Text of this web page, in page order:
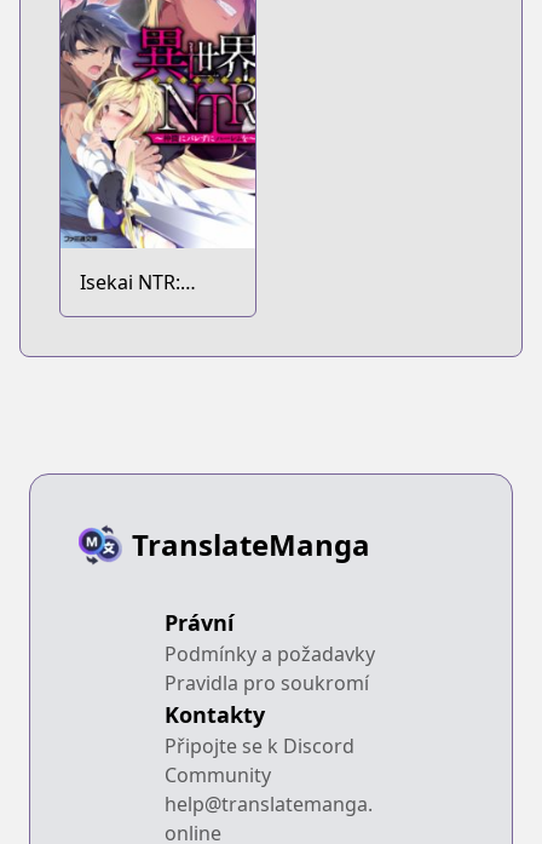
Isekai NTR:
Nakama ni
TranslateManga
Právní
Podmínky a požadavky
Pravidla pro soukromí
Kontakty
Připojte se k Discord
Community
help@translatemanga.
online